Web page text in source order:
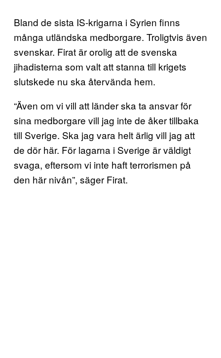
Bland de sista IS-krigarna i Syrien finns
många utländska medborgare. Troligtvis även
svenskar. Firat är orolig att de svenska
jihadisterna som valt att stanna till krigets
slutskede nu ska återvända hem.
“Även om vi vill att länder ska ta ansvar för
sina medborgare vill jag inte de åker tillbaka
till Sverige. Ska jag vara helt ärlig vill jag att
de dör här. För lagarna i Sverige är väldigt
svaga, eftersom vi inte haft terrorismen på
den här nivån”, säger Firat.